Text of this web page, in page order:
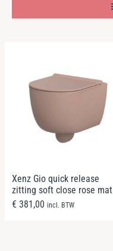
Xenz Gio quick release
zitting soft close rose mat
€ 381,00 incl. BTW